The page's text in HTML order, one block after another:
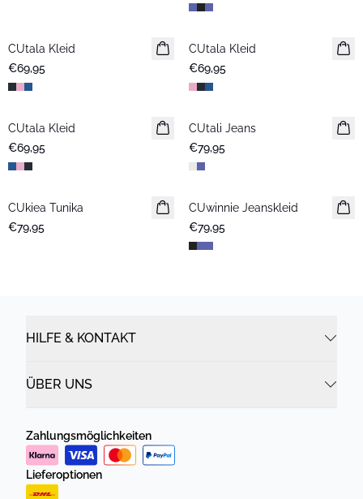
CUtala Kleid
€69,95
CUtala Kleid
€69,95
CUtala Kleid
€69,95
CUtali Jeans
€79,95
CUkiea Tunika
€79,95
Neuheiten
CUwinnie Jeanskleid
€79,95
HILFE & KONTAKT
ÜBER UNS
Zahlungsmöglichkeiten
Lieferoptionen